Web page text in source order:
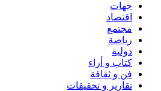
جهات
اقتصاد
مجتمع
رياصة
دولية
كتاب و أراء
فن و ثقافة
تقارير و تحقيقات